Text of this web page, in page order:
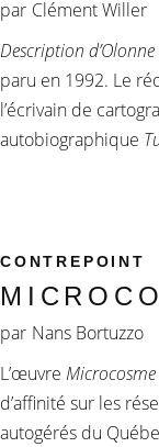
par Clément Willer
Description d’Olonne
paru en 1992. Le
l’écrivain de
autobiographique
CONTREPOINT
par Nans Bortuzzo
L’œuvre
d’affinité sur les
autogérés du